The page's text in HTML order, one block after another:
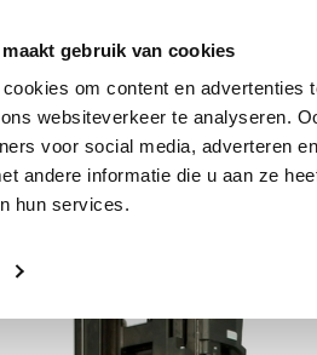
gebruik van cookies
om content en
websiteverkeer te analyseren.
voor social media, adverteren
andere informatie die u aan ze
hun services.
Automatisering Tweedehands
1,5 ton